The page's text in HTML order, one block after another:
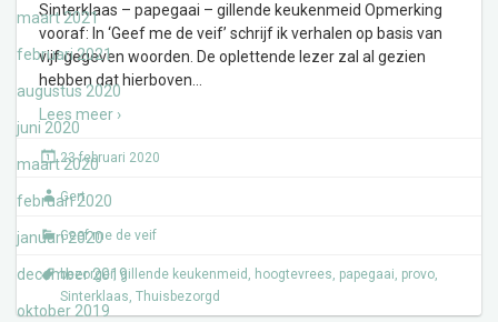
maart 2021
februari 2021
augustus 2020
juni 2020
maart 2020
februari 2020
januari 2020
december 2019
oktober 2019
Sinterklaas – papegaai – gillende keukenmeid Opmerking
vooraf: In ‘Geef me de veif’ schrijf ik verhalen op basis van
vijf gegeven woorden. De oplettende lezer zal al gezien
hebben dat hierboven
Lees meer ›
23 februari 2020
Gert
Geef me de veif
bezorger, gillende keukenmeid , hoogtevrees, papegaai, provo,
Sinterklaas, Thuisbezorgd